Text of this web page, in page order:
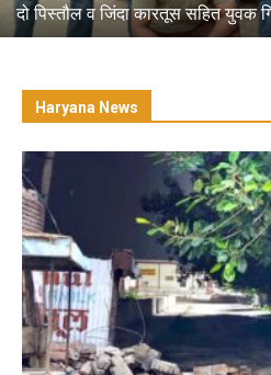
दो पिस्तौल व जिंदा कारतूस सहित युवक
Haryana News